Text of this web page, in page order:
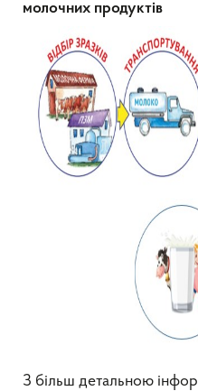
молочних продуктів
З більш детальною